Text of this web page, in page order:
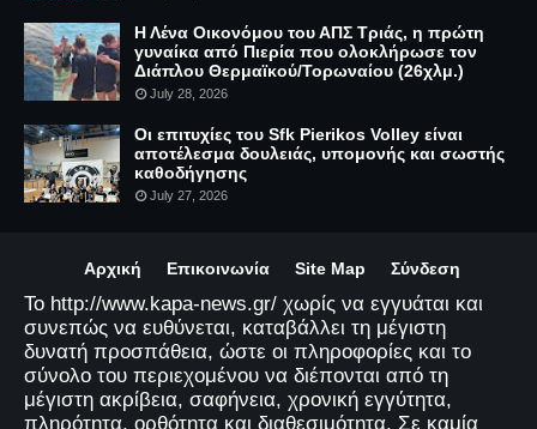
Η Λένα Οικονόμου του ΑΠΣ Τριάς, η πρώτη
γυναίκα από Πιερία που ολοκλήρωσε τον
Διάπλου Θερμαϊκού/Τορωναίου (26χλμ.)
July 28, 2026
Οι επιτυχίες του Sfk Pierikos Volley είναι
αποτέλεσμα δουλειάς, υπομονής και σωστής
καθοδήγησης
July 27, 2026
Αρχική Επικοινωνία Site Map Σύνδεση
Το http://www.kapa-news.gr/ χωρίς να εγγυάται και
συνεπώς να ευθύνεται, καταβάλλει τη μέγιστη
δυνατή προσπάθεια, ώστε οι πληροφορίες και το
σύνολο του περιεχομένου να διέπονται από τη
μέγιστη ακρίβεια, σαφήνεια, χρονική εγγύτητα,
πληρότητα, ορθότητα και διαθεσιμότητα. Σε καμία